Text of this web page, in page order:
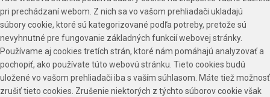
pri prechádzaní webom. Z nich sa vo vašom prehliadači ukladajú
súbory cookie, ktoré sú kategorizované podľa potreby, pretože sú
nevyhnutné pre fungovanie základných funkcií webovej stránky.
Používame aj cookies tretích strán, ktoré nám pomáhajú analyzovať a
pochopiť, ako používate túto webovú stránku. Tieto cookies budú
uložené vo vašom prehliadači iba s vaším súhlasom. Máte tiež možnosť
zrušiť tieto cookies. Zrušenie niektorých z týchto súborov cookie však